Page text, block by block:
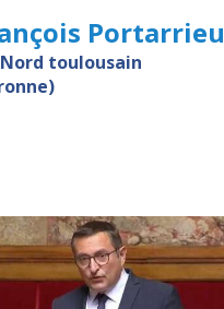
Portarrieu
toulousain